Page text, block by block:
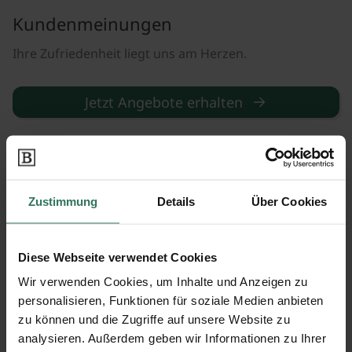
Zustimmung Details Über Cookies
Diese Webseite verwendet Cookies
Wir verwenden Cookies, um Inhalte und Anzeigen zu
personalisieren, Funktionen für soziale Medien anbieten
zu können und die Zugriffe auf unsere Website zu
analysieren. Außerdem geben wir Informationen zu Ihrer
Kundenmeinungen
Ihre Zufriedenheit liegt uns am Herzen.
Jetzt Angebote erhalten
2.900+
50.000+ Anfragen
18+ Jahre Erfahrung
Herr U., Dresden, März 2025